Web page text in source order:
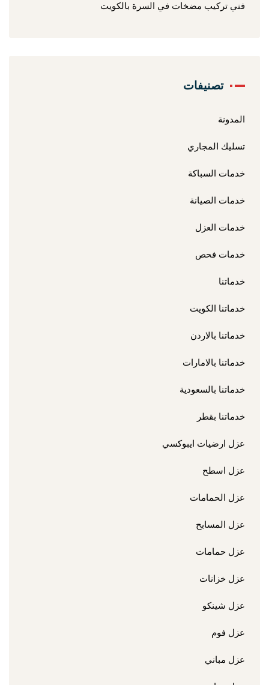
فني تركيب مضخات في السرة بالكويت
تصنيفات
المدونة
تسليك المجاري
خدمات السباكة
خدمات الصيانة
خدمات العزل
خدمات فحص
خدماتنا
خدماتنا الكويت
خدماتنا بالاردن
خدماتنا بالامارات
خدماتنا بالسعودية
خدماتنا بقطر
عزل ارضيات ايبوكسي
عزل اسطح
عزل الحمامات
عزل المسابح
عزل حمامات
عزل خزانات
عزل شينكو
عزل فوم
عزل مباني